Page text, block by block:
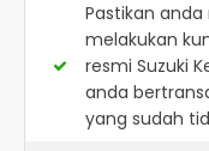
Pastikan
melakukan
resmi Suzuki
anda
yang sudah